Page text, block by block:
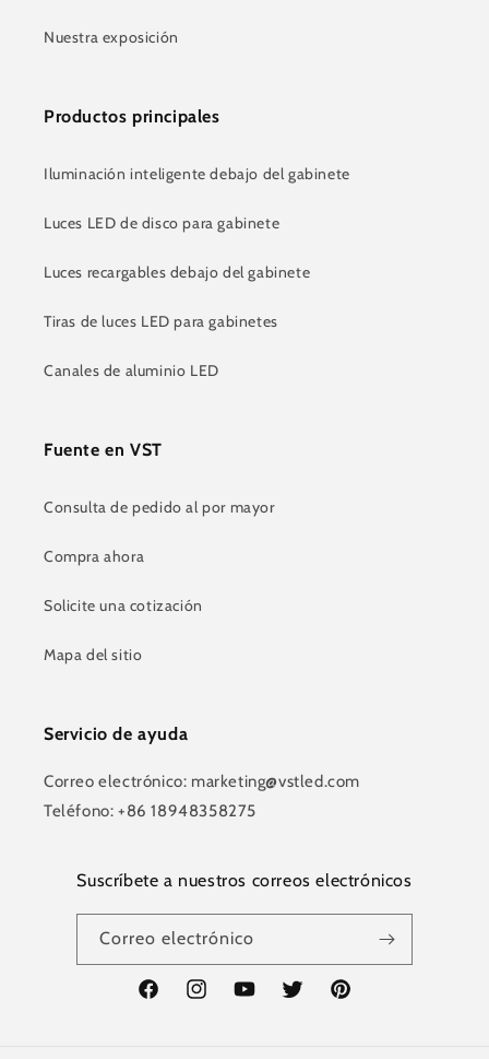
Nuestra exposición
Productos principales
Iluminación inteligente debajo del gabinete
Luces LED de disco para gabinete
Luces recargables debajo del gabinete
Tiras de luces LED para gabinetes
Canales de aluminio LED
Fuente en VST
Consulta de pedido al por mayor
Compra ahora
Solicite una cotización
Mapa del sitio
Servicio de ayuda
Correo electrónico: marketing@vstled.com
Teléfono: +86 18948358275
Suscríbete a nuestros correos electrónicos
Correo electrónico
FacebookInstagramYouTubeTwitter Pinterest